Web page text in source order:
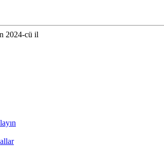
2024-cü il